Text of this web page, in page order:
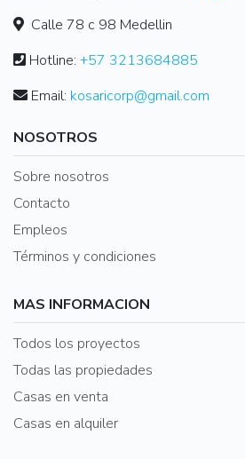
Calle 78 c 98 Medellin
Hotline: +57 3213684885
Email: kosaricorp@gmail.com
NOSOTROS
Sobre nosotros
Contacto
Empleos
Términos y condiciones
MAS INFORMACION
Todos los proyectos
Todas las propiedades
Casas en venta
Casas en alquiler